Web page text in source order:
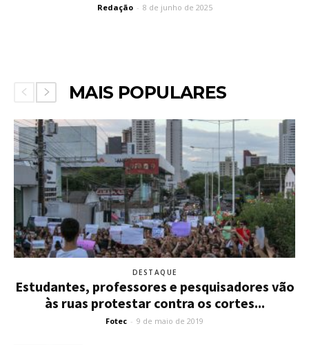
Redação - 8 de junho de 2025
MAIS POPULARES
DESTAQUE
Estudantes, professores e pesquisadores vão
às ruas protestar contra os cortes...
Fotec - 9 de maio de 2019